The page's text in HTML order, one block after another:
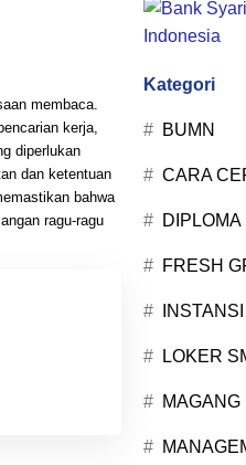
membaca.
kerja,
diperlukan
dan ketentuan
bahwa
ragu-ragu
Kategori
BUMN
CARA
DIPLOMA
FRESH
INSTANSI
LOKER
MAGANG